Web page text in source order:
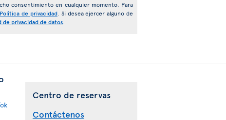
consentimiento en cualquier momento. Para
de privacidad . Si desea ejercer alguno de
privacidad de datos
Centro de reservas
Contáctenos